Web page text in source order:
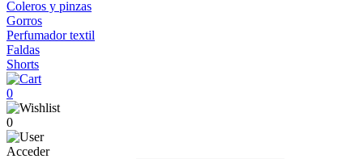
Coleros y pinzas
Gorros
Perfumador textil
Faldas
Shorts
0
0
Acceder